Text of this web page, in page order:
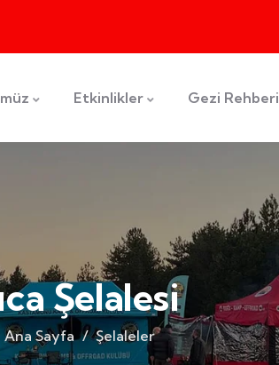
Etkinlikler Gezi Rehberi
Şelalesi
Ana Sayfa Şelaleler